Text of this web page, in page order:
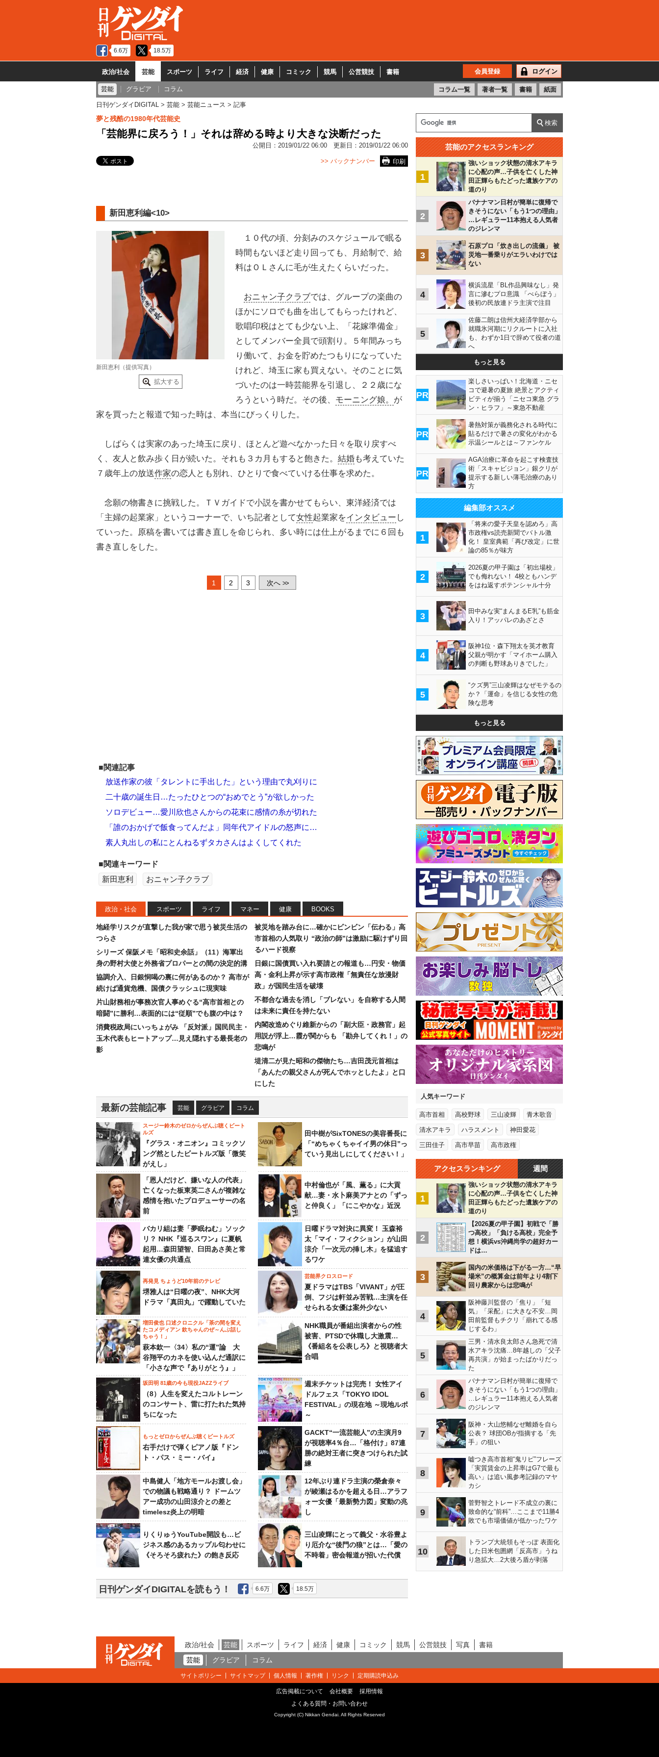
6.6万 18.5万
政治/社会 芸能 スポーツ ライフ 経済 健康 コミック 競馬 公営競技 書籍 会員登録 ログイン
芸能 グラビア コラム コラム一覧 著者一覧 書籍 紙面
日刊ゲンダイDIGITAL 芸能 芸能ニュース 記事
夢と残酷の1980年代芸能史
「芸能界に戻ろう！」それは辞める時より大きな決断だった
公開日： 2019/01/22 06:00 更新日： 2019/01/22 06:00
印刷
>> バックナンバー
新田恵利編<10>
新田恵利（提供写真）
拡大する
１０代の頃、分刻みのスケジュールで眠る
時間もないほど走り回っても、月給制で、給
料はＯＬさんに毛が生えたくらいだった。
おニャン子クラブでは、グループの楽曲の
ほかにソロでも曲を出してもらったけれど、
歌唱印税はとても少ない上、「花嫁準備金」
としてメンバー全員で頭割り。５年間みっち
り働いて、お金を貯めたつもりになっていた
けれど、埼玉に家も買えない。そのことに気
づいたのは一時芸能界を引退し、２２歳にな
ろうという時だ。その後、 モーニング娘。 が
家を買ったと報道で知った時は、本当にびっくりした。
しばらくは実家のあった埼玉に戻り、ほとんど遊べなかった日々を取り戻すべ
く、友人と飲み歩く日が続いた。それも３カ月もすると飽きた。 結婚も考えていた
７歳年上の放送作家の恋人とも別れ、ひとりで食べていける仕事を求めた。
念願の物書きに挑戦した。ＴＶガイドで小説を書かせてもらい、東洋経済では
「主婦の起業家」というコーナーで、いち記者として女性起業家をインタビュー し
ていった。原稿を書いては書き直しを命じられ、多い時には仕上がるまでに６回も
書き直しをした。
1 2 3 次へ >>
■関連記事
放送作家の彼「タレントに手出した」という理由で丸刈りに
二十歳の誕生日…たったひとつの“おめでとう”が欲しかった
ソロデビュー…愛川欣也さんからの花束に感情の糸が切れた
「誰のおかげで飯食ってんだよ」同年代アイドルの怒声に…
素人丸出しの私にとんねるずタカさんはよくしてくれた
■関連キーワード
新田恵利
おニャン子クラブ
政治・社会 スポーツ ライフ マネー 健康 BOOKS
地経学リスクが直撃した我が家で思う被災生活の
つらさ
シリーズ 保阪メモ「昭和史余話」（11）海軍出
身の野村大使と外務省プロパーとの間の決定的溝
協調介入、日銀恫喝の裏に何があるのか？ 高市が
続けば通貨危機、国債クラッシュに現実味
片山財務相が事務次官人事めぐる“高市首相との
暗闘”に勝利…表面的には“従順”でも腹の中は？
消費税政局にいっちょがみ 「反対派」国民民主・
玉木代表もヒートアップ…見え隠れする最長老の
影
被災地を踏み台に…確かにビンビン「伝わる」高
市首相の人気取り “政治の師”は激励に駆けずり回
るハード視察
日銀に国債買い入れ要請との報道も…円安・物価
高・金利上昇が示す高市政権「無責任な放漫財
政」が国民生活を破壊
不都合な過去を消し「ブレない」を自称する人間
は未来に責任を持たない
内閣改造めぐり維新からの「副大臣・政務官」起
用説が浮上…霞が関からも 「勘弁してくれ！」の
悲鳴が
堤清二が見た昭和の傑物たち…吉田茂元首相は
「あんたの親父さんが死んでホッとしたよ」と口
にした
最新の芸能記事 芸能 グラビア コラム
スージー鈴木のゼロからぜんぶ聴くビート
ルズ
『グラス・オニオン』コミックソ
ング然としたビートルズ版「微笑
がえし」
田中樹がSixTONESの美容番長に
「“めちゃくちゃイイ男の休日”っ
ていう見出しにしてください！」
「恩人だけど、嫌いな人の代表」
亡くなった板東英二さんが複雑な
感情を抱いたプロデューサーの名
前
中村倫也が「風、薫る」に大貢
献…妻・水卜麻美アナとの「ずっ
と仲良く」「にこやかな」近況
バカリ組は妻「夢眠ねむ」ソック
リ？ NHK『巡るスワン』に夏帆
起用…森田望智、臼田あさ美と常
連女優の共通点
日曜ドラマ対決に異変！ 玉森裕
太「マイ・フィクション」が山田
涼介「一次元の挿し木」を猛追す
るワケ
再発見 ちょうど10年前のテレビ
堺雅人は“日曜の夜”、NHK大河
ドラマ「真田丸」で躍動していた
芸能界クロスロード
夏ドラマはTBS「VIVANT」が圧
倒、フジは軒並み苦戦…主演を任
せられる女優は案外少ない
増田俊也 口述クロニクル「茶の間を変え
たコメディアン 欽ちゃんのぜ～んぶ話し
ちゃう！」
萩本欽一〈34〉私の“運”論 大
谷翔平のカネを使い込んだ通訳に
「小さな声で『ありがとう』」
NHK職員が番組出演者からの性
被害、PTSDで休職し大激震…
《番組名を公表しろ》と視聴者大
合唱
坂田明 81歳の今も現役JAZZライブ
（8）人生を変えたコルトレーン
のコンサート、雷に打たれた気持
ちになった
週末チケットは完売！ 女性アイ
ドルフェス「TOKYO IDOL
FESTIVAL」の現在地 ～現地ルポ
～
もっとゼロからぜんぶ聴くビートルズ
右手だけで弾くピアノ版『ドン
ト・パス・ミー・バイ』
GACKT“一流芸能人”の主演月9
が視聴率4％台…「格付け」87連
勝の絶対王者に突きつけられた試
練
中島健人「地方モールお渡し会」
での物議も戦略通り？ ドームツ
アー成功の山田涼介との差と
timelesz炎上の明暗
12年ぶり連ドラ主演の榮倉奈々
が綾瀬はるかを超える日…アラフ
ォー女優「最新勢力図」変動の兆
し
りくりゅうYouTube開設も…ビ
ジネス感のあるカップル匂わせに
《そろそろ疲れた》の飽き反応
三山凌輝にとって義父・水谷豊よ
り厄介な“後門の狼”とは…「愛の
不時着」密会報道が招いた代償
日刊ゲンダイDIGITALを読もう！ 6.6万 18.5万
芸能のアクセスランキング
1
強いショック状態の清水アキラ
に心配の声…子供を亡くした神
田正輝らもたどった遺族ケアの
道のり
2
バナナマン日村が簡単に復帰で
きそうにない「もう1つの理由」
…レギュラー11本抱える人気者
のジレンマ
3
石原プロ「炊き出しの流儀」 被
災地一番乗りがエラいわけでは
ない
4
横浜流星「BL作品興味なし」発
言に滲むプロ意識 「べらぼう」
後初の民放連ドラ主演で注目
5
佐藤二朗は信州大経済学部から
就職氷河期にリクルートに入社
も、わずか1日で辞めて役者の道
へ
もっと見る
PR
楽しさいっぱい！北海道・ニセ
コで避暑の夏旅 絶景とアクティ
ビティが揃う「ニセコ東急 グラ
ン・ヒラフ」～東急不動産
PR
暑熱対策が義務化される時代に
貼るだけで暑さの変化がわかる
示温シールとは～ファンケル
PR
AGA治療に革命を起こす検査技
術「スキャビジョン」銀クリが
提示する新しい薄毛治療のあり
方
編集部オススメ
1
「将来の愛子天皇を認めろ」高
市政権vs読売新聞でバトル激
化！ 皇室典範「再び改定」に世
論の85％が味方
2
2026夏の甲子園は「初出場校」
でも侮れない！ 4校ともハンデ
をはね返すポテンシャル十分
3
田中みな実“まんまるE乳”も筋金
入り！アッパレのあざとさ
4
阪神1位・森下翔太を英才教育
父親が明かす「マイホーム購入
の判断も野球ありきでした」
5
“クズ男”三山凌輝はなぜモテるの
か？「運命」を信じる女性の危
険な思考
もっと見る
人気キーワード
高市首相 高校野球 三山凌輝 青木歌音
清水アキラ ハラスメント 神田愛花
三田佳子 高市早苗 高市政権
アクセスランキング 週間
1
強いショック状態の清水アキラ
に心配の声…子供を亡くした神
田正輝らもたどった遺族ケアの
道のり
2
【2026夏の甲子園】初戦で「勝
つ高校」「負ける高校」完全予
想！横浜vs沖縄尚学の超好カー
ドは…
3
国内の米価格は下がる一方…“早
場米”の概算金は前年より4割下
回り農家からは悲鳴が
4
阪神藤川監督の「焦り」「短
気」「采配」に大きな不安…岡
田前監督もチクリ「崩れてる感
じするわ」
5
三男・清水良太郎さん急死で清
水アキラ沈痛…8年越しの「父子
再共演」が始まったばかりだっ
た
6
バナナマン日村が簡単に復帰で
きそうにない「もう1つの理由」
…レギュラー11本抱える人気者
のジレンマ
7
阪神・大山悠輔なぜ離婚を自ら
公表？ 球団OBが指摘する「先
手」の狙い
8
嘘つき高市首相“鬼リピ”フレーズ
「実質賃金の上昇率はG7で最も
高い」は追い風参考記録のマヤ
カシ
9
菅野智之トレード不成立の裏に
致命的な“前科”…ここまで11勝4
敗でも市場価値が低かったワケ
10
トランプ大統領もそっぽ 表面化
した日米包囲網「反高市」うね
り急拡大…2大後ろ盾が剥落
政治/社会 芸能 スポーツ ライフ 経済 健康 コミック 競馬 公営競技 写真
書籍
芸能
グラビア コラム
サイトポリシー サイトマップ 個人情報 著作権 リンク 定期購読申込み
広告掲載について 会社概要
採用情報
よくある質問・お問い合わせ
Copyright (C) Nikkan Gendai. All Rights Reserved